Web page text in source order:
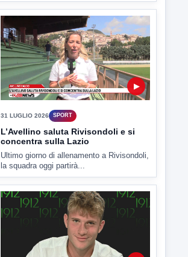
L’Avellino saluta Rivisondoli e si
concentra sulla Lazio
Ultimo giorno di allenamento a Rivisondoli,
la squadra oggi partirà...
30 LUGLIO 2026 SPORT
Rodrigo Maria ai dettagli
Cinquegrano nuovo obiettivo
La trattativa per l'attaccante potrebbe
chiudersi la prossima settimana, il...